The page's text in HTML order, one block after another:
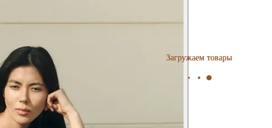
Загружаем товары
Загружаем товары